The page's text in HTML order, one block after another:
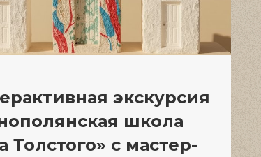
экскурсия
школа
Толстого» с мастер-